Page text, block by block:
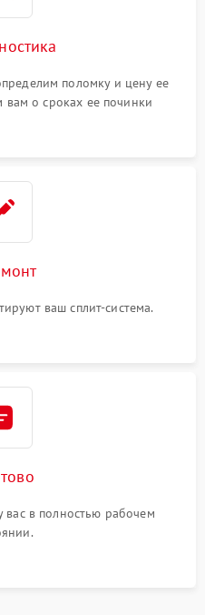
поломку и цену ее
о сроках ее починки
ваш сплит-система.
вас в полностью рабочем